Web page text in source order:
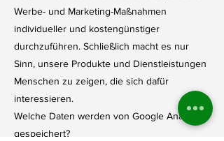
Werbe- und Marketing-Maßnahmen
individueller und kostengünstiger
durchzuführen. Schließlich macht es nur
Sinn, unsere Produkte und Dienstleistungen
Menschen zu zeigen, die sich dafür
interessieren.
Welche Daten werden von Google Analytics
gespeichert?